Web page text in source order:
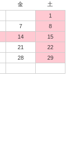
金
土
1
7
8
14
15
21
22
28
29